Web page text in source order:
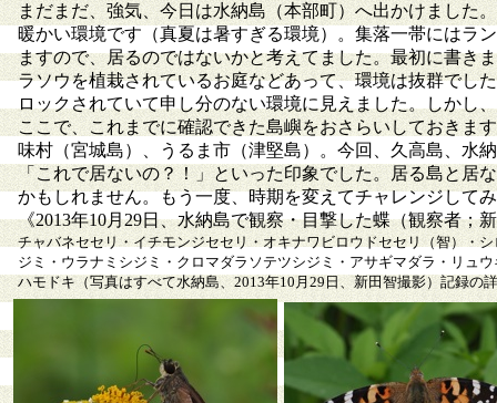
まだまだ、強気、今日は水納島（本部町）へ出かけました
暖かい環境です（真夏は暑すぎる環境）。集落一帯にはラ
ますので、居るのではないかと考えてました。最初に書き
ラソウを植栽されているお庭などあって、環境は抜群でし
ロックされていて申し分のない環境に見えました。しかし
ここで、これまでに確認できた島嶼をおさらいしておきま
味村（宮城島）、うるま市（津堅島）。今回、久高島、水
「これで居ないの？！」といった印象でした。居る島と
かもしれません。もう一度、時期を変えてチャレンジして
《2013年10月29日、水納島で観察・目撃した蝶（観察者；
チャバネセセリ・イチモンジセセリ・オキナワビロウドセセリ（智）・
ジミ・ウラナミシジミ・クロマダラソテツシジミ・アサギマダラ・リュ
ハモドキ（写真はすべて水納島、2013年10月29日、新田智撮影）記録の